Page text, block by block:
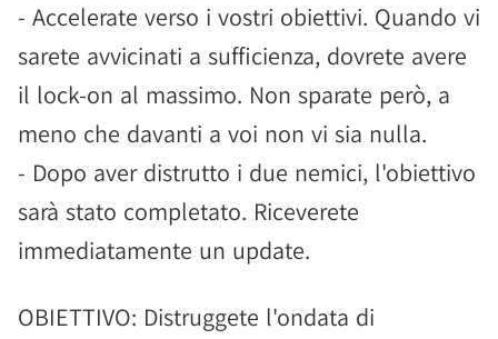
- Accelerate verso i vostri obiettivi. Quando vi
sarete avvicinati a sufficienza, dovrete avere
il lock-on al massimo. Non sparate però, a
meno che davanti a voi non vi sia nulla.
- Dopo aver distrutto i due nemici, l'obiettivo
sarà stato completato. Riceverete
immediatamente un update.
OBIETTIVO: Distruggete l'ondata di